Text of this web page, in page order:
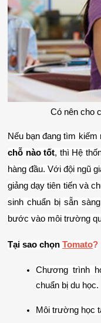
Có nên cho
Nếu bạn đang tìm kiếm
chỗ nào tốt, thì Hệ
hàng đầu. Với đội ngũ
giảng dạy tiên tiến và
sinh chuẩn bị sẵn
bước vào môi trường
Tại sao chọn Tomato?
Chương trình
chuẩn bị du học.
Môi trường học